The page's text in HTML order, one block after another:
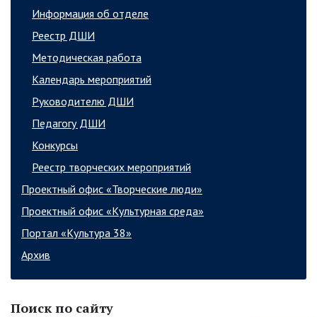
Информация об отделе
Реестр ДШИ
Методическая работа
Календарь мероприятий
Руководителю ДШИ
Педагогу ДШИ
Конкурсы
Реестр творческих мероприятий
Проектный офис «Творческие люди»
Проектный офис «Культурная среда»
Портал «Культура 38»
Архив
Поиск по сайту